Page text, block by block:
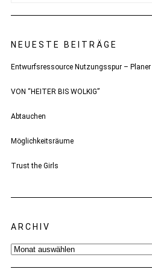
NEUESTE BEITRÄGE
Entwurfsressource Nutzungsspur –
VON “HEITER BIS WOLKIG”
Abtauchen
Möglichkeitsräume
Trust the Girls
ARCHIV
Archiv